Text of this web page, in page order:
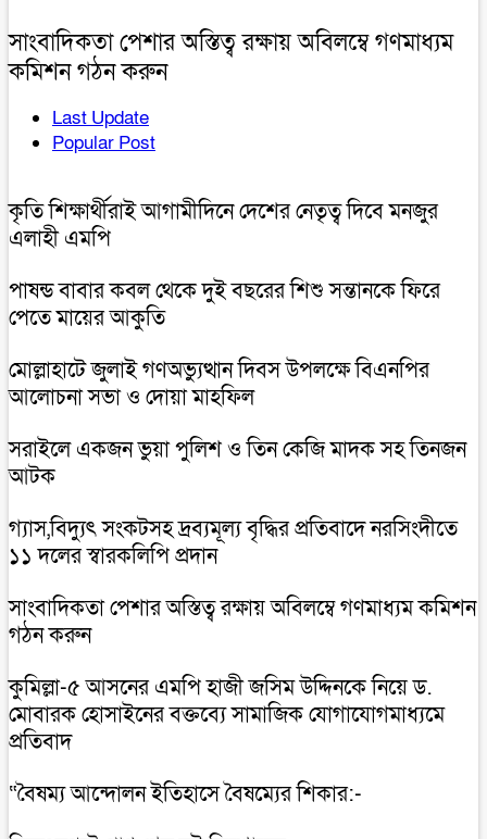
সাংবাদিকতা পেশার অস্তিত্ব রক্ষায় অবিলম্বে গণমাধ্যম
কমিশন গঠন করুন
Last Update
Popular Post
কৃতি শিক্ষার্থীরাই আগামীদিনে দেশের নেতৃত্ব দিবে মনজুর
এলাহী এমপি
পাষন্ড বাবার কবল থেকে দুই বছরের শিশু সন্তানকে ফিরে
পেতে মায়ের আকুতি
মোল্লাহাটে জুলাই গণঅভ্যুত্থান দিবস উপলক্ষে বিএনপির
আলোচনা সভা ও দোয়া মাহফিল
সরাইলে একজন ভুয়া পুলিশ ও তিন কেজি মাদক সহ তিনজন
আটক
গ্যাস,বিদ্যুৎ সংকটসহ দ্রব্যমূল্য বৃদ্ধির প্রতিবাদে নরসিংদীতে
১১ দলের স্বারকলিপি প্রদান
সাংবাদিকতা পেশার অস্তিত্ব রক্ষায় অবিলম্বে গণমাধ্যম কমিশন
গঠন করুন
কুমিল্লা-৫ আসনের এমপি হাজী জসিম উদ্দিনকে নিয়ে ড.
মোবারক হোসাইনের বক্তব্যে সামাজিক যোগাযোগমাধ্যমে
প্রতিবাদ
“বৈষম্য আন্দোলন ইতিহাসে বৈষম্যের শিকার:-